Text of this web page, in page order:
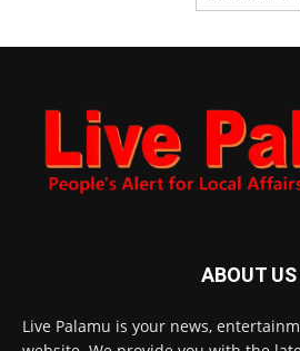
ABOUT US
Live Palamu is your news,